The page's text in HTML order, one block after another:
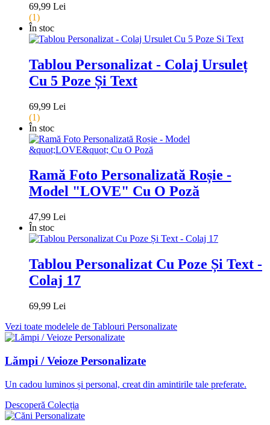
69,99 Lei
(1)
În stoc
Tablou Personalizat - Colaj Ursuleț
Cu 5 Poze Și Text
69,99 Lei
(1)
În stoc
Ramă Foto Personalizată Roșie -
Model "LOVE" Cu O Poză
47,99 Lei
În stoc
Tablou Personalizat Cu Poze Și Text -
Colaj 17
69,99 Lei
Vezi toate modelele de Tablouri Personalizate
Lămpi / Veioze Personalizate
Un cadou luminos și personal, creat din amintirile tale preferate.
Descoperă Colecția